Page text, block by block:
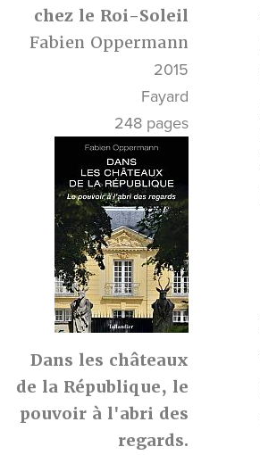
chez le Roi-Soleil
Fabien Oppermann
2015
Fayard
248 pages
Dans les châteaux
de la République, le
pouvoir à l'abri des
regards.